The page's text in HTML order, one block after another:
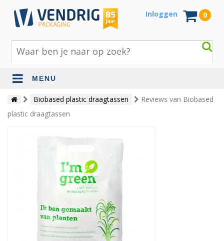
Inloggen 0
MENU
Beschermingsmateriaal
Bouw- en tuinmaterialen
Inpak - en verzendmaterialen
Papier en karton
Verhuismaterialen
Duurzame verpakkingen
Biobased plastic draagtassen
Reviews van Biobased
plastic draagtassen